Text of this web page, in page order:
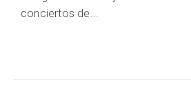
conciertos de...